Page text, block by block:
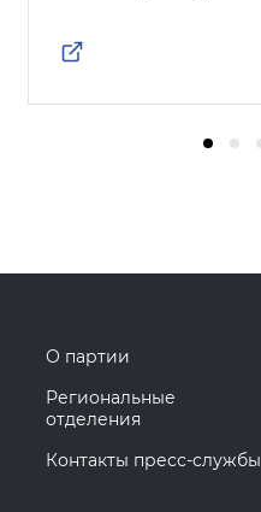
О партии
Региональные
отделения
Контакты пресс-службы